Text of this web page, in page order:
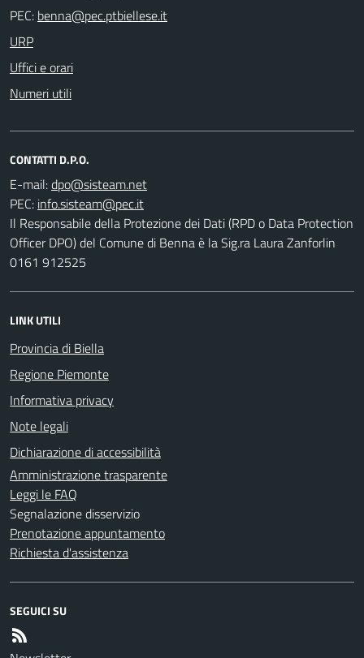
PEC:
URP
Uffici e orari
Numeri utili
CONTATTI D.P.O.
E-mail:
PEC:
Il Responsabile della Protezione dei Dati (RPD o Data Protection
Officer DPO) del Comune di Benna è la Sig.ra Laura Zanforlin
0161 912525
LINK UTILI
Provincia di Biella
Regione Piemonte
Informativa privacy
Note legali
Dichiarazione di accessibilità
Amministrazione trasparente
Leggi le FAQ
Segnalazione disservizio
Prenotazione appuntamento
Richiesta d'assistenza
SEGUICI SU